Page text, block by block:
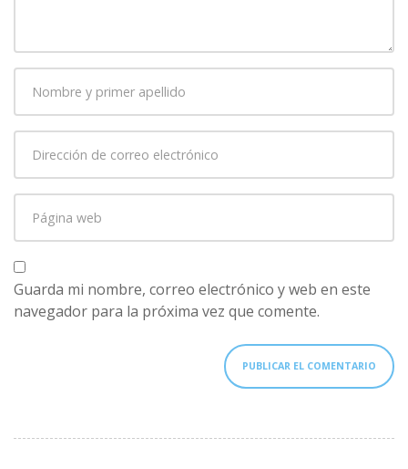
primer
correo
web
Guarda mi nombre, correo electrónico y web en este
navegador para la próxima vez que comente.